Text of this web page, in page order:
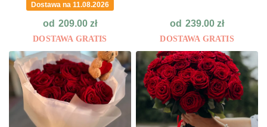
Dostawa na 11.08.2026
od 209.00 zł
DOSTAWA GRATIS
od 239.00zł
DOSTAWA GRATIS